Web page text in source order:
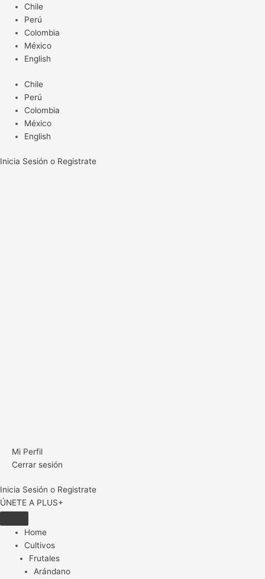
contenido
Chile
Perú
Colombia
México
English
Chile
Perú
Colombia
México
English
Inicia Sesión o Registrate
Mi Perfil
Cerrar sesión
Inicia Sesión o Registrate
ÚNETE A PLUS+
Home
Cultivos
Frutales
Arándano